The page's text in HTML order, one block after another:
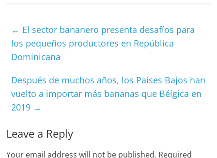
← El sector bananero presenta desafíos para
los pequeños productores en República
Dominicana
Después de muchos años, los Países Bajos han
vuelto a importar más bananas que Bélgica en
2019 →
Leave a Reply
Your email address will not be published. Required